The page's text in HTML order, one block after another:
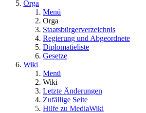
Orga
Menü
Orga
Staatsbürgerverzeichnis
Regierung und Abgeordnete
Diplomatieliste
Gesetze
Wiki
Menü
Wiki
Letzte Änderungen
Zufällige Seite
Hilfe zu MediaWiki